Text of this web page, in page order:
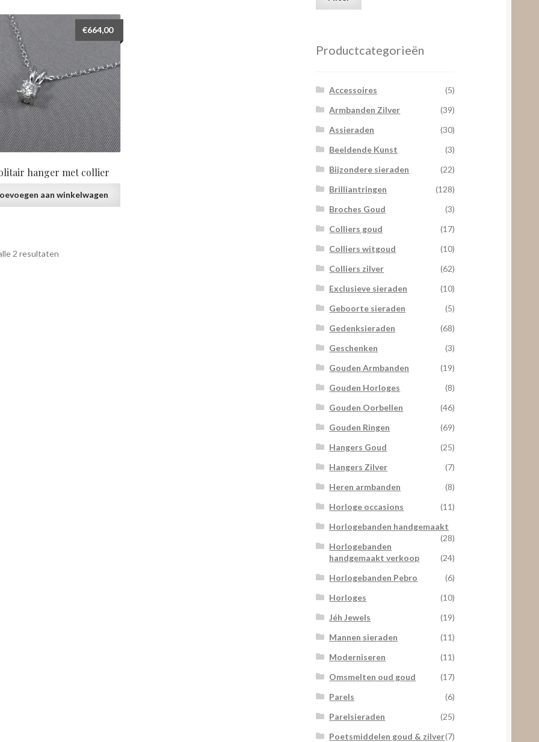
naar
hoog
hanger met collier
€664,00
aan winkelwagen
2 resultaten
Productcategorieën
Accessoires
(5)
Armbanden Zilver
(39)
Assieraden
(30)
Beeldende Kunst
(3)
Bijzondere sieraden
(22)
Brilliantringen
(128)
Broches Goud
(3)
Colliers goud
(17)
Colliers witgoud
(10)
Colliers zilver
(62)
Exclusieve sieraden
(10)
Geboorte sieraden
(5)
Gedenksieraden
(68)
Geschenken
(3)
Gouden Armbanden
(19)
Gouden Horloges
(8)
Gouden Oorbellen
(46)
Gouden Ringen
(69)
Hangers Goud
(25)
Hangers Zilver
(7)
Heren armbanden
(8)
Horloge occasions
(11)
Horlogebanden handgemaakt
(28)
Horlogebanden
handgemaakt verkoop
(24)
Horlogebanden Pebro
(6)
Horloges
(10)
Jéh Jewels
(19)
Mannen sieraden
(11)
Moderniseren
(11)
Omsmelten oud goud
(17)
Parels
(6)
Parelsieraden
(25)
Poetsmiddelen goud & zilver(7)